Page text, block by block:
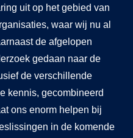
uit op het gebied van
waar wij nu al
de afgelopen
gedaan naar de
de verschillende
kennis, gecombineerd
ons enorm helpen bij
in de komende